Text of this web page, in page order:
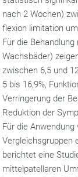
nach 2 Wochen)
flexion limitation
Für die
Wachsbäder)
zwischen 6,5 und
5 bis 16,9%,
Verringerung der
Reduktion der
Für die
Vergleichsgruppen
berichtet eine
mittelpatellaren